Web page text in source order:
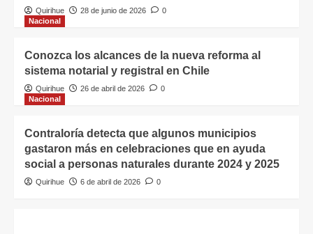
Quirihue 28 de junio de 2026
0
Nacional
Conozca los alcances de la nueva reforma al
sistema notarial y registral en Chile
Quirihue 26 de abril de 2026
0
Nacional
Contraloría detecta que algunos municipios
gastaron más en celebraciones que en ayuda
social a personas naturales durante 2024 y 2025
Quirihue 6 de abril de 2026 0